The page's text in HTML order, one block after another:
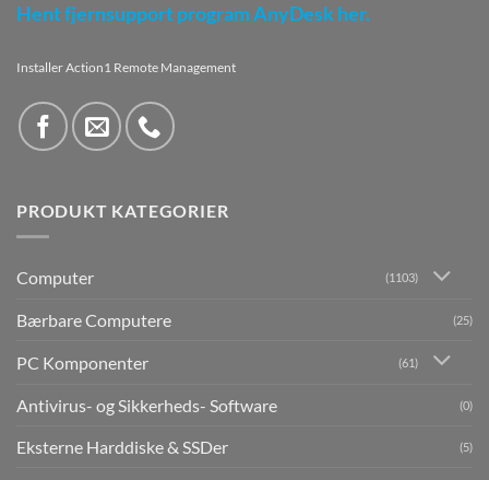
Hent fjernsupport program AnyDesk her.
Installer Action1 Remote Management
PRODUKT KATEGORIER
Computer (1103)
Bærbare Computere (25)
PC Komponenter (61)
Antivirus- og Sikkerheds- Software (0)
Eksterne Harddiske & SSDer (5)